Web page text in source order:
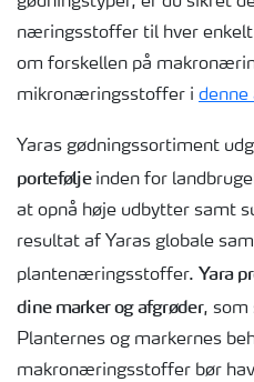
næringsstoffer til hver
om forskellen på
mikronæringsstoffer i denne
Yaras gødningssortiment
porteføljeinden for
at opnå høje udbytter samt
resultat af Yaras globale
plantenæringsstoffer. Yara
dine marker og afgrøder, som
Planternes og markernes
makronæringsstoffer bør